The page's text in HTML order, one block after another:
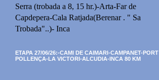
Serra (trobada a 8, 15 hr.)-Arta-Far de
Capdepera-Cala Ratjada(Berenar . " Sa
Trobada"..)- Inca
ETAPA 27/06/26:-CAMI DE CAIMARI-CAMPANET-PORT
POLLENÇA-LA VICTORI-ALCUDIA-INCA 80 KM